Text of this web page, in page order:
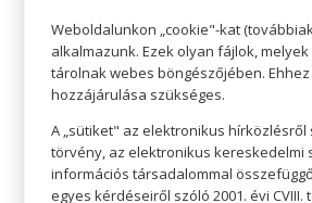
alapjai a zöldségek,
hüvelyesek, diófélék.
szójaitalt a tehén- vagy
lenmagot,
kereskedelmi, keményítőalapú
Weboldalunkon „cookie"-kat
alkalmazunk. Ezek olyan fájlok,
tárolnak webes böngészőjében. Ehhez
hozzájárulása szükséges.
A „sütiket" az elektronikus hírközlésről
törvény, az elektronikus kereskedelmi
információs társadalommal
egyes kérdéseiről szóló 2001. évi